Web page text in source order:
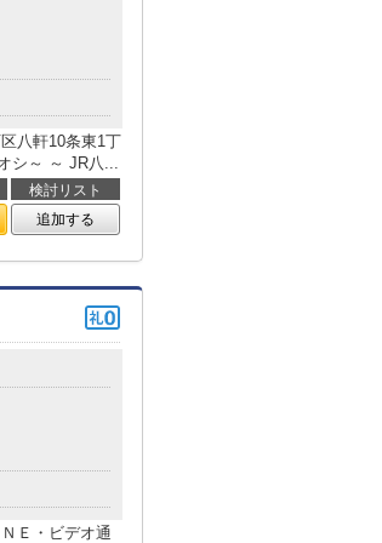
八軒10条東1丁
シ～ ～ JR八...
検討リスト
追加する
ビデオ通